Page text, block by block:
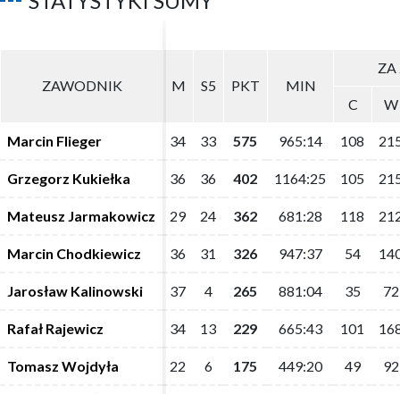
ZAWODNIK M S5 PKT MIN
ZA
C W
Marcin Flieger 34 33 575 965:14 108
Grzegorz Kukiełka 36 36 402 1164:25 105
Mateusz Jarmakowicz 29 24 362 681:28 118
Marcin Chodkiewicz 36 31 326 947:37 54
Jarosław Kalinowski 37 4 265 881:04 35 72
Rafał Rajewicz 34 13 229 665:43 101
Tomasz Wojdyła 22 6 175 449:20 49 92
ZAWODNIK M S5 PKT MIN
ZA
C W
Marcin Flieger 34 33 575 965:14 108
Grzegorz Kukiełka 36 36 402 1164:25 105
Mateusz Jarmakowicz 29 24 362 681:28 118
Marcin Chodkiewicz 36 31 326 947:37 54
Jarosław Kalinowski 37 4 265 881:04 35 72
Rafał Rajewicz 34 13 229 665:43 101
Tomasz Wojdyła 22 6 175 449:20 49 92